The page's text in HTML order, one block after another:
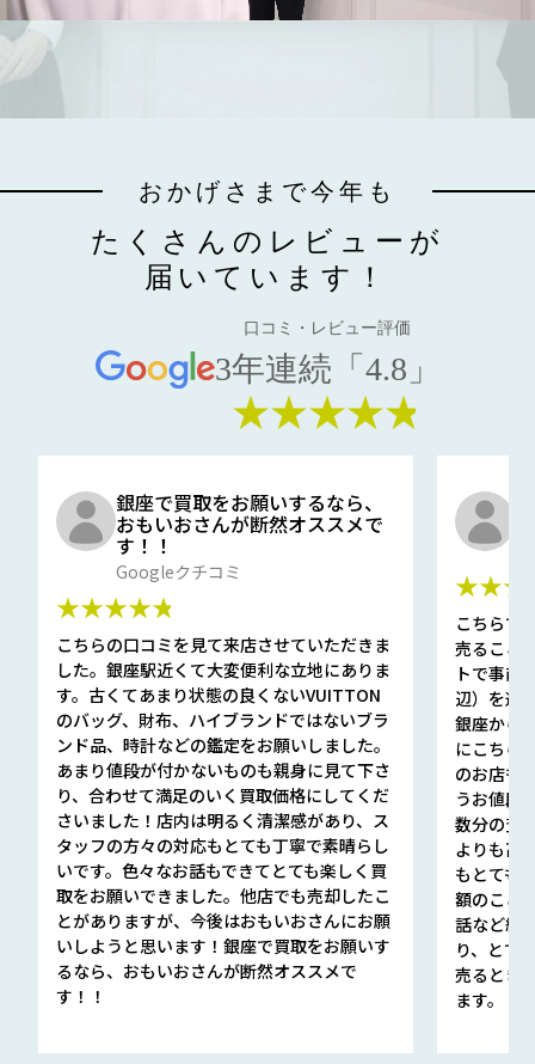
おかげさまで今年も
たくさんのレビューが
届いています！
口コミ・レビュー評価
3年連続「4.8」
★★★★★
銀座で買取をお願いするなら、
おもいおさんが断然オススメで
す！！
Googleクチコミ
★★★★★
こちらの口コミを見て来店させていただきま
した。銀座駅近くて大変便利な立地にありま
す。古くてあまり状態の良くないVUITTON
のバッグ、財布、ハイブランドではないブラ
ンド品、時計などの鑑定をお願いしました。
あまり値段が付かないものも親身に見て下さ
り、合わせて満足のいく買取価格にしてくだ
さいました！店内は明るく清潔感があり、ス
タッフの方々の対応もとても丁寧で素晴らし
いです。色々なお話もできてとても楽しく買
取をお願いできました。他店でも売却したこ
とがありますが、今後はおもいおさんにお願
いしようと思います！銀座で買取をお願いす
るなら、おもいおさんが断然オススメで
す！！
こちらで
売ること
トで事前
辺）を選
銀座から
にこちら
のお店も
うお値段
数分の査
よりも高
もとても
額のこと
話など細
り、とて
売るとき
ます。